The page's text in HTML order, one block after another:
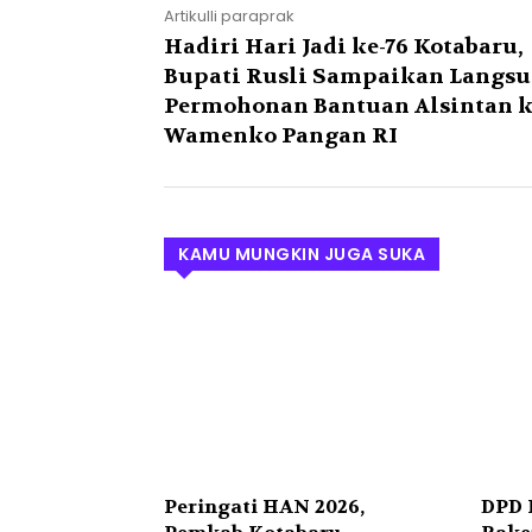
Artikulli paraprak
Hadiri Hari Jadi ke-76 Kotabaru,
Bupati Rusli Sampaikan
Permohonan Bantuan Alsintan
Wamenko Pangan RI
KAMU MUNGKIN JUGA SUKA
Peringati HAN 2026,
DPD